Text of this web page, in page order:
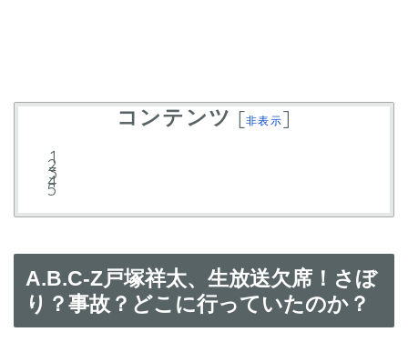
コンテンツ [非表示]
A.B.C-Z戸塚祥太、生放送欠席！さぼ
り？事故？どこに行っていたのか？